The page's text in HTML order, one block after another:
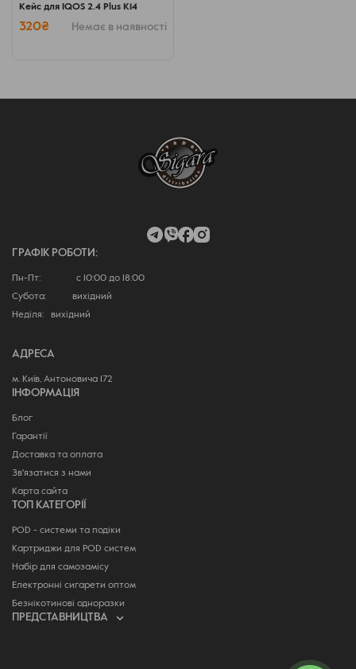
Кейс для IQOS 2.4 Plus K14
320₴ Немає в наявності
ГРАФІК РОБОТИ:
Пн-Пт: с 10:00 до 18:00
Субота: вихідний
Неділя: вихідний
АДРЕСА
м. Київ, Антоновича 172
ІНФОРМАЦІЯ
Блог
Гарантії
Доставка та оплата
Зв'язатися з нами
Карта сайта
ТОП КАТЕГОРІЇ
POD - системи та подіки
Картриджи для POD систем
Набір для самозамісу
Електронні сигарети оптом
Безнікотинові одноразки
ПРЕДСТАВНИЦТВА